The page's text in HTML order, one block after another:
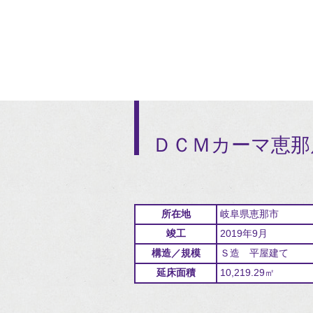
ＤＣＭカーマ恵
所在地
岐阜県恵那市
竣工
2019年9月
構造／規模
Ｓ造 平屋建て
延床面積
10,219.29㎡